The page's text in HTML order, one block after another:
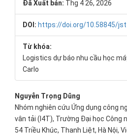
Đã Xuất bản: Thg 4 26, 2026
DOI: https://doi.org/10.58845/
Từ khóa:
Logistics dự báo nhu cầu học
Carlo
Main
Article
Content
Nguyễn Trọng Dũng
Nhóm nghiên cứu Ứng dụng công
vân tải (I4T), Trường Đại học Công
54 Triều Khúc, Thanh Liệt, Hà Nội,